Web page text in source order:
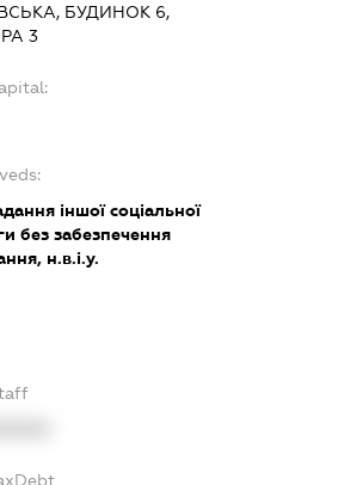
БУДИНОК 6,
3
іншої соціальної
без забезпечення
н.в.і.у.